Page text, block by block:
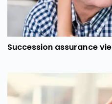
Succession assurance